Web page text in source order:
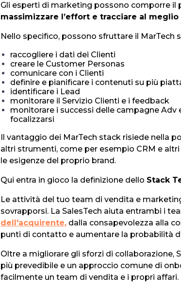
Gli esperti di marketing possono comporre
massimizzare l’effort e tracciare al
Nello specifico, possono sfruttare il MarTech
raccogliere i dati dei Clienti
creare le Customer Personas
comunicare con i Clienti
definire e pianificare i contenuti su più
identificare i Lead
monitorare il Servizio Clienti e i feedback
monitorare i successi delle campagne Adv
focalizzarsi
Il vantaggio dei MarTech stack risiede nella
altri strumenti, come per esempio CRM e
le esigenze del proprio brand.
Qui entra in gioco la definizione dello Stack
Le attività del tuoteam di vendita e
sovrapporsi. La SalesTech aiuta entrambi i
dell'acquirente, dalla consapevolezza alla
punti di contatto e aumentare la probabilità
Oltre a migliorare gli sforzi di collaborazione,
più prevedibile e un approccio comune di
facilmente un team di vendita e i propri affari.